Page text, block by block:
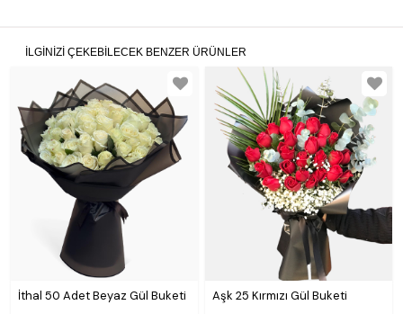
İLGINIZI ÇEKEBILECEK BENZER ÜRÜNLER
İthal 50 Adet Beyaz Gül Buketi Aşk 25 Kırmızı Gül Buketi